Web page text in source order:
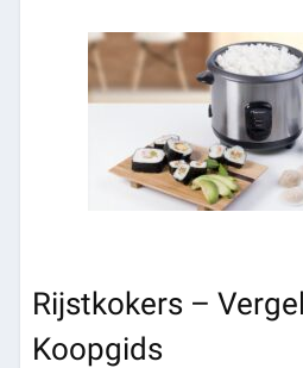
Rijstkokers –
Koopgids